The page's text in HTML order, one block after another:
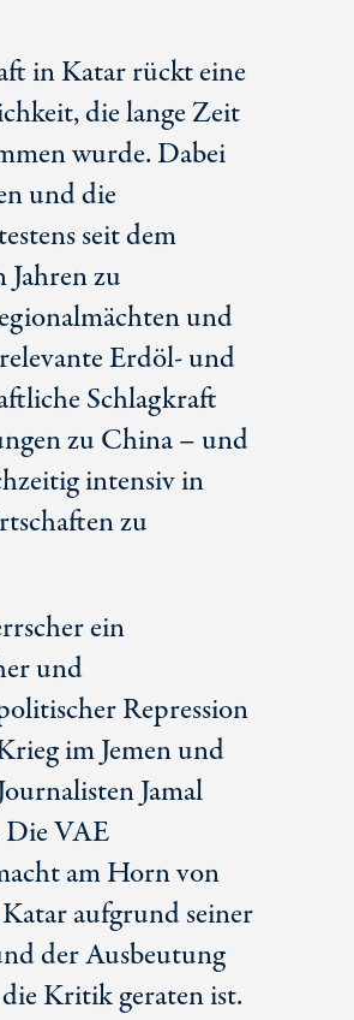
in Katar rückt eine
die lange Zeit
wurde. Dabei
und die
seit dem
zu
und
Erdöl- und
Schlagkraft
zu China – und
intensiv in
zu
ein
und
Repression
im Jemen und
Jamal
Die VAE
am Horn von
aufgrund seiner
der Ausbeutung
Kritik geraten ist.